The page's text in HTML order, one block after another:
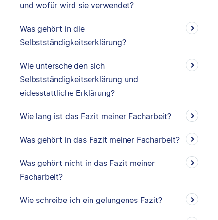
und wofür wird sie verwendet?
Was gehört in die
Selbstständigkeitserklärung?
Wie unterscheiden sich
Selbstständigkeitserklärung und
eidesstattliche Erklärung?
Wie lang ist das Fazit meiner Facharbeit?
Was gehört in das Fazit meiner Facharbeit?
Was gehört nicht in das Fazit meiner
Facharbeit?
Wie schreibe ich ein gelungenes Fazit?